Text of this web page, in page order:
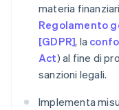
materia
Regolamento
[GDPR], la
Act) al fine di
sanzioni legali.
Implementa